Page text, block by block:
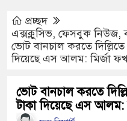
২ লাখ টাকা খেলো ইঁদুর-
প্রচ্ছদ
এক্সক্লুসিভ, ফেসবুক নিউজ,
ভোট বানচাল করতে
দিয়েছে এস আলম: মির্জা
ভোট বানচাল করতে
টাকা দিয়েছে এস আলম: